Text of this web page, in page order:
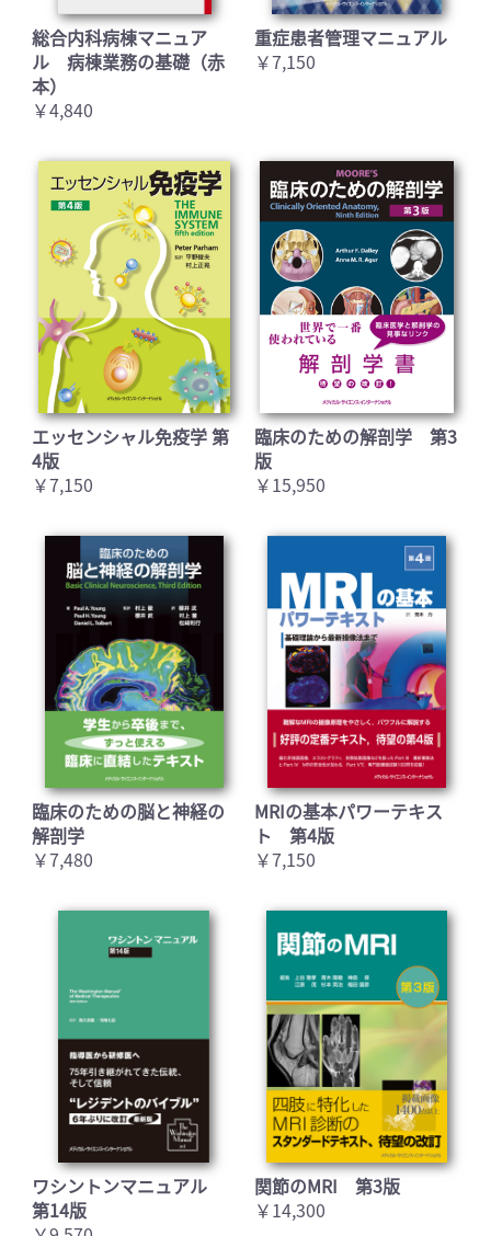
総合内科病棟マニュア
ル 病棟業務の基礎（赤
本）
￥4,840
重症患者管理マニュアル
￥7,150
エッセンシャル免疫学 第
4版
￥7,150
臨床のための解剖学 第3
版
￥15,950
臨床のための脳と神経の
解剖学
￥7,480
MRIの基本パワーテキス
ト 第4版
￥7,150
ワシントンマニュアル
第14版
関節のMRI 第3版
￥14,300